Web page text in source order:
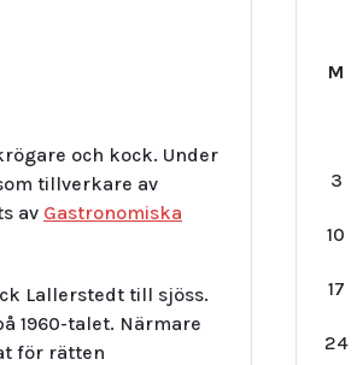
och kock. Under
tillverkare av
av Gastronomiska
Lallerstedt till sjöss.
1960-talet. Närmare
för rätten
M
3
10
17
24